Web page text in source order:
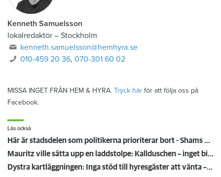
Kenneth Samuelsson
lokalredaktör – Stockholm
kenneth.samuelsson@hemhyra.se
010-459 20 36,070-301 60 02
MISSA INGET FRÅN HEM & HYRA. Tryck här för att följa oss på
Facebook.
Läs också
Här är stadsdelen som politikerna prioriterar bort - Shams område blir allt tystare
Mauritz ville sätta upp en laddstolpe: Kallduschen – inget bidrag till hyresgäster
Dystra kartläggningen: Inga stöd till hyresgäster att vänta – politikerna håller i pengarna